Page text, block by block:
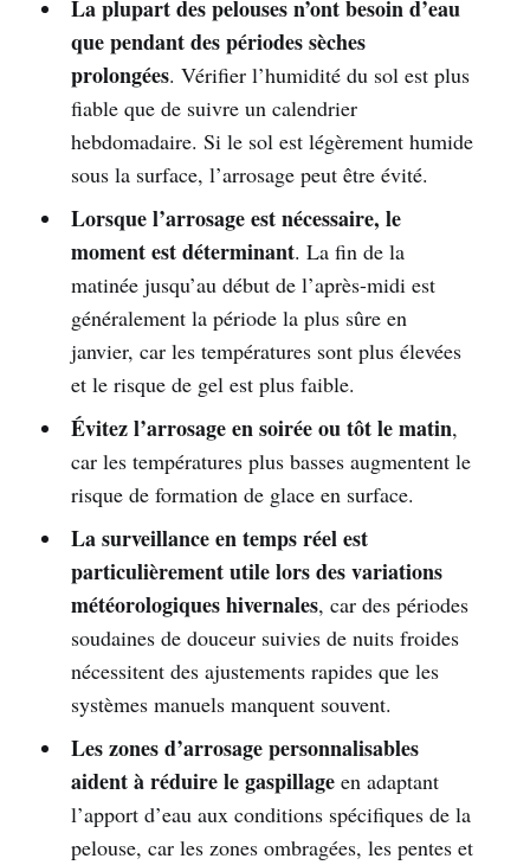
La plupart des pelouses n’ont besoin d’eau
que pendant des périodes sèches
prolongées. Vérifier l’humidité du sol est plus
fiable que de suivre un calendrier
hebdomadaire. Si le sol est légèrement humide
sous la surface, l’arrosage peut être évité.
Lorsque l’arrosage est nécessaire, le
moment est déterminant. La fin de la
matinée jusqu’au début de l’après-midi est
généralement la période la plus sûre en
janvier, car les températures sont plus élevées
et le risque de gel est plus faible.
Évitez l’arrosage en soirée ou tôt le matin,
car les températures plus basses augmentent le
risque de formation de glace en surface.
La surveillance en temps réel est
particulièrement utile lors des variations
météorologiques hivernales, car des périodes
soudaines de douceur suivies de nuits froides
nécessitent des ajustements rapides que les
systèmes manuels manquent souvent.
Les zones d’arrosage personnalisables
aident à réduire le gaspillage en adaptant
l’apport d’eau aux conditions spécifiques de la
pelouse, car les zones ombragées, les pentes et